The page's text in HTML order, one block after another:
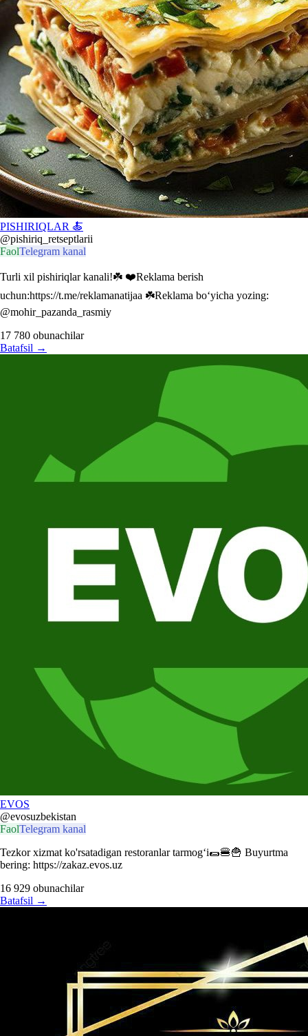
PISHIRIQLAR 🍝
@pishiriq_retseptlarii
FaolTelegram kanal
Turli xil pishiriqlar kanali!☘️ ❤️Reklama berish
uchun:https://t.me/reklamanatijaa ☘️Reklama boʻyicha yozing:
@mohir_pazanda_rasmiy
17 780 obunachilar
Batafsil →
EVOS
@evosuzbekistan
FaolTelegram kanal
Tezkor xizmat ko'rsatadigan restoranlar tarmog‘i🌯🍔🍟 Buyurtma
bering: https://zakaz.evos.uz
16 929 obunachilar
Batafsil →